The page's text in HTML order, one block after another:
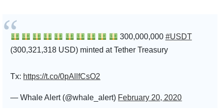
300,000,000 #USDT
(300,321,318 USD) minted at Tether Treasury
Tx: https://t.co/0pAllfCsO2
— Whale Alert (@whale_alert) February 20, 2020